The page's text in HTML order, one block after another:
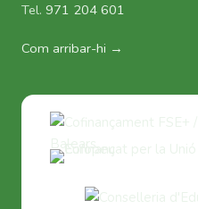
Tel. 971 204 601
Com arribar-hi →